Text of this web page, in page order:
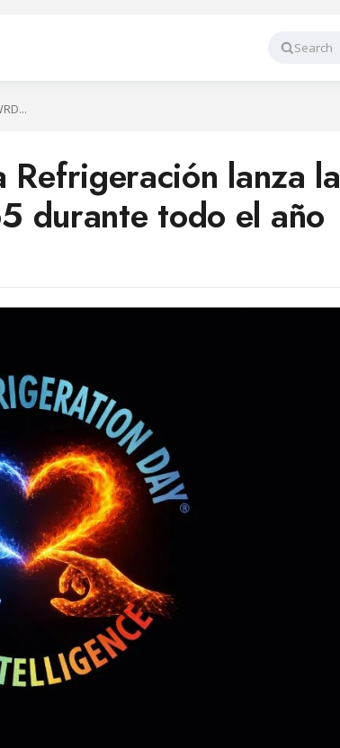
Search
El Día Mundial de la Refrigeración lanza la comunidad WRD365 durante todo el año
Refrigeración lanza la
durante todo el año